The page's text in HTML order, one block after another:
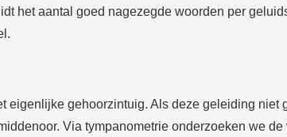
het aantal goed nagezegde woorden per
gehoorzintuig. Als deze geleiding niet
Via tympanometrie onderzoeken we